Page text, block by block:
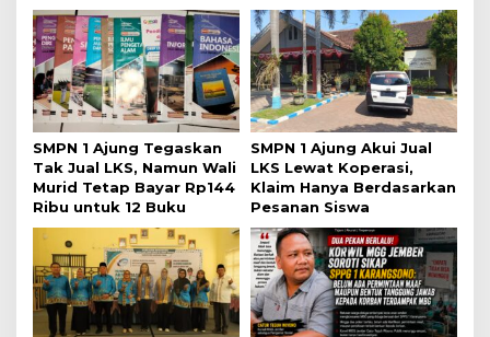
SMPN 1 Ajung Tegaskan
Tak Jual LKS, Namun Wali
Murid Tetap Bayar Rp144
Ribu untuk 12 Buku
SMPN 1 Ajung Akui Jual
LKS Lewat Koperasi,
Klaim Hanya Berdasarkan
Pesanan Siswa